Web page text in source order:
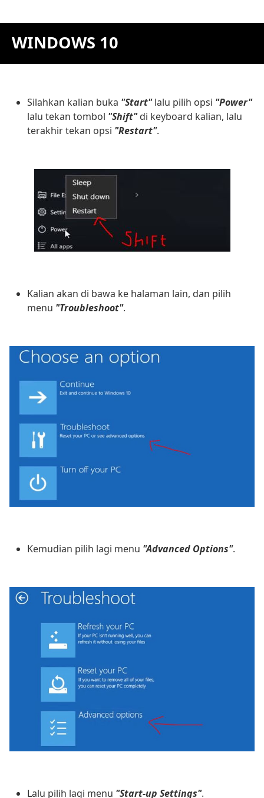
WINDOWS 10
Silahkan kalian buka "Start"lalu pilih opsi "Power"
lalu tekan tombol "Shift"di keyboard kalian, lalu
terakhir tekan opsi "Restart".
Kalian akan di bawa ke halaman lain, dan pilih
menu "Troubleshoot".
Kemudian pilih lagi menu "Advanced Options".
Lalu pilih lagi menu "Start-up Settings".